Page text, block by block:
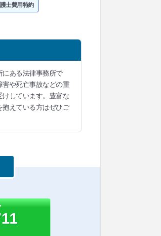
士費用特約
にある法律事務所で
や死亡事故などの重
しています。豊富な
えている方はぜひご